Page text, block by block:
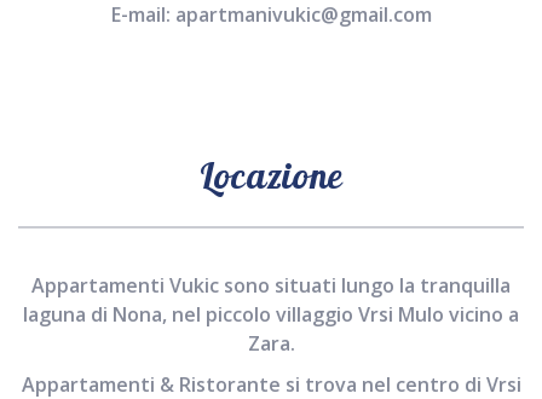
E-mail: apartmanivukic@gmail.com
Locazione
Appartamenti Vukic sono situati lungo la tranquilla
laguna di Nona, nel piccolo villaggio Vrsi Mulo vicino a
Zara.
Appartamenti & Ristorante si trova nel centro di Vrsi